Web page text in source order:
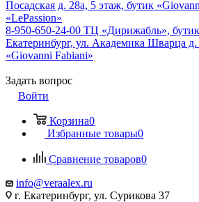
Посадская д. 28а, 5 этаж, бутик
«LePassion»
8-950-650-24-00 ТЦ «Дирижабль»,
Екатеринбург, ул. Академика Шварца д.
«Giovanni Fabiani»
Задать вопрос
Войти
Корзина0
Избранные товары0
Сравнение товаров0
info@veraalex.ru
г. Екатеринбург, ул. Сурикова 37